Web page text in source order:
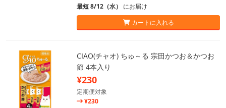
最短 8/12（水） にお届け
カートに入れる
CIAO(チャオ) ちゅ～る 宗田かつお＆かつお
節 4本入り
¥230
定期便対象
¥230